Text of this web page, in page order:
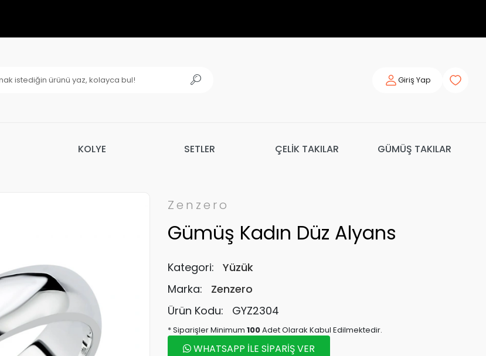
Giriş Yap
KOLYE SETLER ÇELİK TAKILAR GÜMÜŞ TAKILAR
Zenzero
Gümüş Kadın Düz Alyans
Kategori:
Yüzük
Marka:
Zenzero
Ürün Kodu:
GYZ2304
* Siparişler Minimum 100Adet Olarak Kabul Edilmektedir.
WHATSAPP İLE SİPARİŞ VER